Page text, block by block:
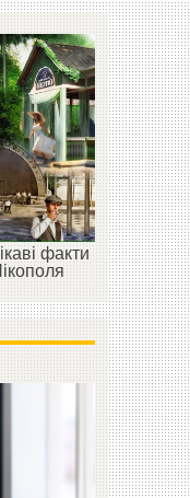
факти